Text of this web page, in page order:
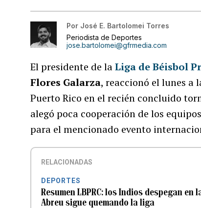
Por José E. Bartolomei Torres
Periodista de Deportes
jose.bartolomei@gfrmedia.com
El presidente de laLiga de Béisbol
Flores Galarza, reaccionó el lunes a
Puerto Rico en el recién concluido
alegó poca cooperación de los
para el mencionado evento
RELACIONADAS
DEPORTES
Resumen LBPRC: los Indios despegan
Abreu sigue quemando la liga